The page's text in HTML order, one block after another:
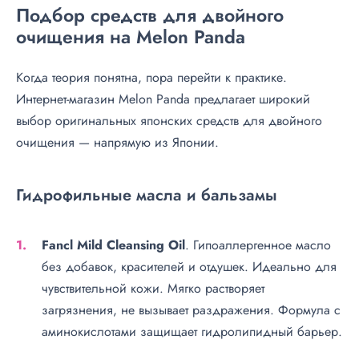
Подбор средств для двойного
очищения на Melon Panda
Когда теория понятна, пора перейти к практике.
Интернет-магазин Melon Panda предлагает широкий
выбор оригинальных японских средств для двойного
очищения — напрямую из Японии.
Гидрофильные масла и бальзамы
Fancl Mild Cleansing Oil. Гипоаллергенное масло
без добавок, красителей и отдушек. Идеально для
чувствительной кожи. Мягко растворяет
загрязнения, не вызывает раздражения. Формула с
аминокислотами защищает гидролипидный барьер.